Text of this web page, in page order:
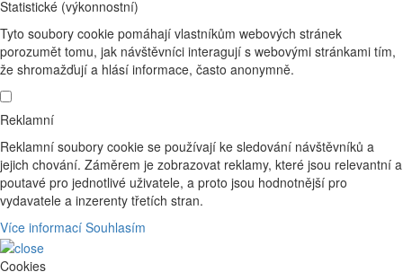
Statistické (výkonnostní)
Tyto soubory cookie pomáhají vlastníkům webových stránek
porozumět tomu, jak návštěvníci interagují s webovými stránkami tím,
že shromažďují a hlásí informace, často anonymně.
Reklamní
Reklamní soubory cookie se používají ke sledování návštěvníků a
jejich chování. Záměrem je zobrazovat reklamy, které jsou relevantní a
poutavé pro jednotlivé uživatele, a proto jsou hodnotnější pro
vydavatele a inzerenty třetích stran.
Více informací Souhlasím
Cookies